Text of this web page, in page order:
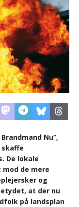
Nu”,
De lokale
de mere
og
at der nu
på landsplan